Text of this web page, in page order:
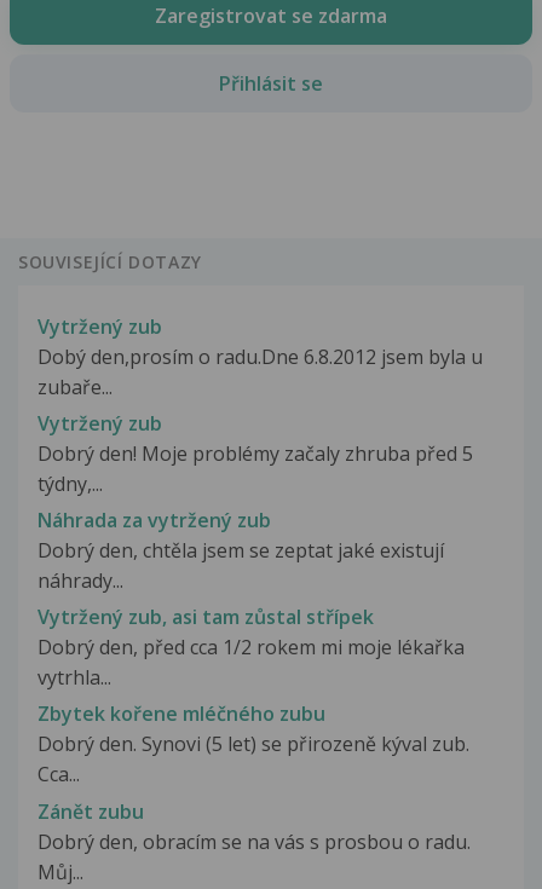
Zaregistrovat se zdarma
Přihlásit se
SOUVISEJÍCÍ DOTAZY
Vytržený zub
Dobý den,prosím o radu.Dne 6.8.2012 jsem byla u
zubaře...
Vytržený zub
Dobrý den! Moje problémy začaly zhruba před 5
týdny,...
Náhrada za vytržený zub
Dobrý den, chtěla jsem se zeptat jaké existují
náhrady...
Vytržený zub, asi tam zůstal střípek
Dobrý den, před cca 1/2 rokem mi moje lékařka
vytrhla...
Zbytek kořene mléčného zubu
Dobrý den. Synovi (5 let) se přirozeně kýval zub.
Cca...
Zánět zubu
Dobrý den, obracím se na vás s prosbou o radu.
Můj...